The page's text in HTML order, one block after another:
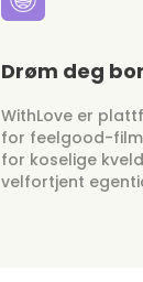
Drøm deg
WithLove er
for feelgood-
for koselige
velfortjent